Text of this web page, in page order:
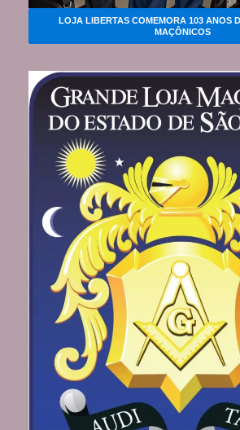
LOJA LIBERTAS COMEMORA 103 ANOS
MAÇÔNICOS